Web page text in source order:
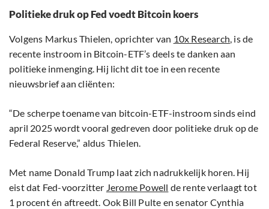
Politieke druk op Fed voedt Bitcoin koers
Volgens Markus Thielen, oprichter van 10x Research, is de
recente instroom in Bitcoin-ETF’s deels te danken aan
politieke inmenging. Hij licht dit toe in een recente
nieuwsbrief aan cliënten:
“De scherpe toename van bitcoin-ETF-instroom sinds eind
april 2025 wordt vooral gedreven door politieke druk op de
Federal Reserve,” aldus Thielen.
Met name Donald Trump laat zich nadrukkelijk horen. Hij
eist dat Fed-voorzitter Jerome Powell de rente verlaagt tot
1 procent én aftreedt. Ook Bill Pulte en senator Cynthia